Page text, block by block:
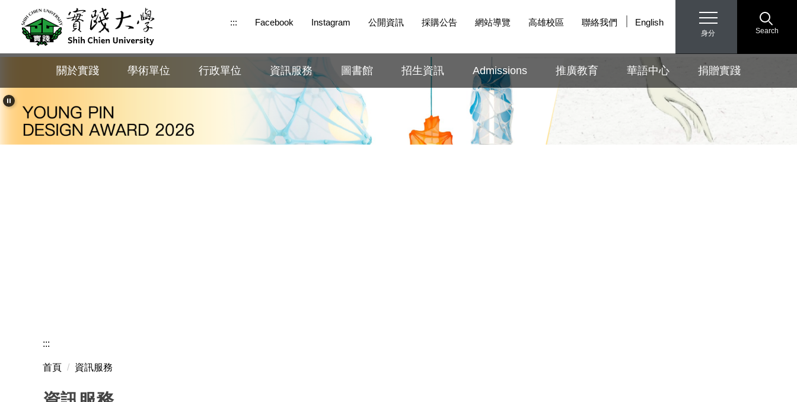
要
區
身分 Search
關於實踐 學術單位 行政單位 資訊服務 圖書館 招生資訊 Admissions 推廣教育 華語中心 捐贈實踐
::: Facebook Instagram 公開資訊 採購公告 網站導覽 高雄校區 聯絡我們 English
:::
首頁 資訊服務